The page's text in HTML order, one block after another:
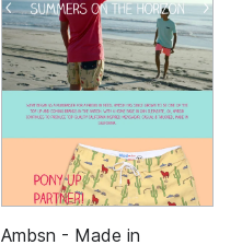
Ambsn - Made in